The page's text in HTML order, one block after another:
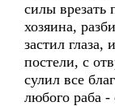
силы врезать
хозяина,
застил глаза,
постели, с
сулил все
любого раба -